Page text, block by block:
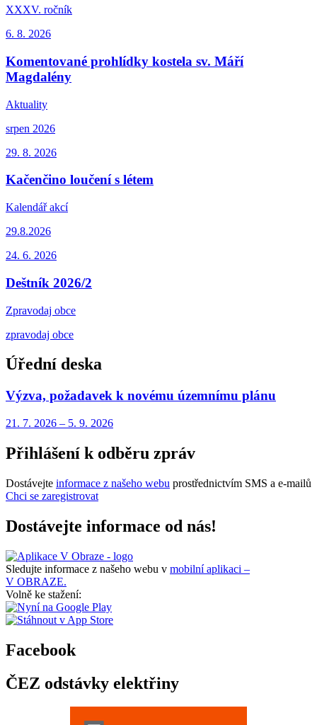
XXXV. ročník
6. 8. 2026
Komentované prohlídky kostela sv. Máří
Magdalény
Aktuality
srpen 2026
29. 8. 2026
Kačenčino loučení s létem
Kalendář akcí
29.8.2026
24. 6. 2026
Deštník 2026/2
Zpravodaj obce
zpravodaj obce
Úřední deska
Výzva, požadavek k novému územnímu plánu
21. 7. 2026 – 5. 9. 2026
Přihlášení k odběru zpráv
Dostávejte informace z našeho webu prostřednictvím SMS a e-mailů
Chci se zaregistrovat
Dostávejte informace od nás!
Sledujte informace z našeho webu v mobilní aplikaci –
V OBRAZE.
Volně ke stažení:
Facebook
ČEZ odstávky elektřiny